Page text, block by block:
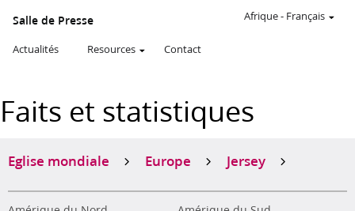
Salle de Presse
Actualités Resources Contact
Afrique- Français
Faits et statistiques
Eglise mondiale Europe Jersey